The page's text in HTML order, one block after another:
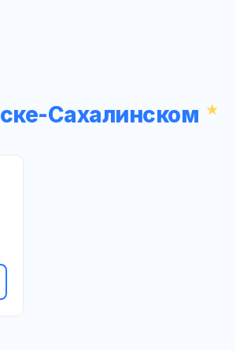
Сахалинском